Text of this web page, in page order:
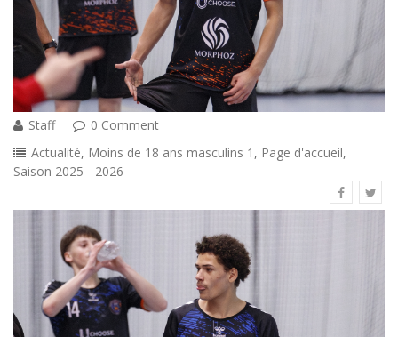
Staff
0 Comment
Actualité, Moins de 18 ans masculins 1 , Page d'accueil,
Saison 2025 - 2026